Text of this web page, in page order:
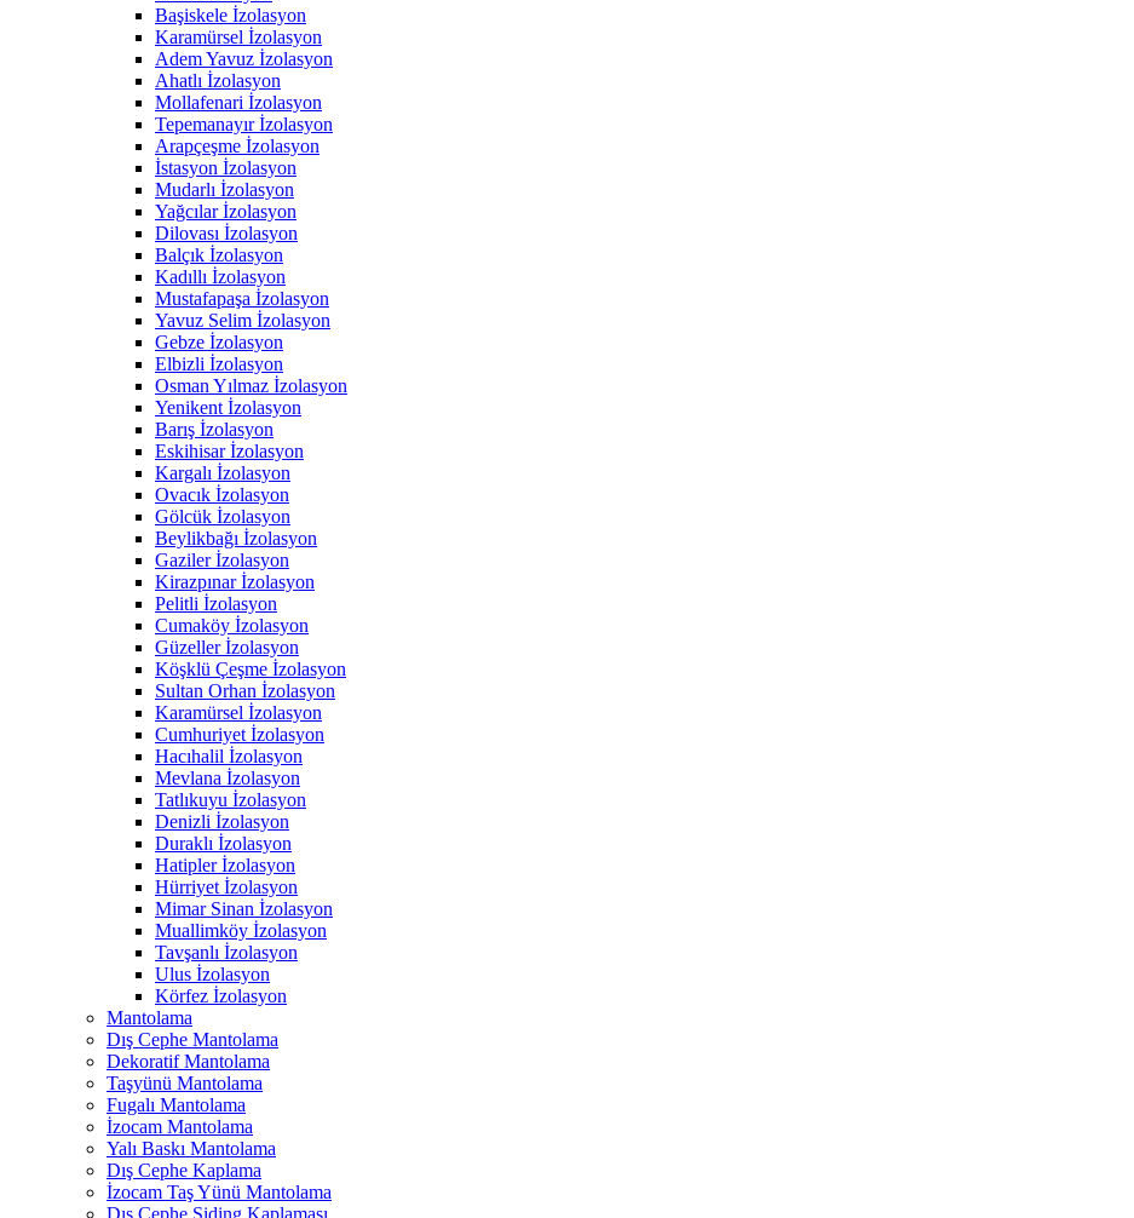
Başiskele İzolasyon
Karamürsel İzolasyon
Adem Yavuz İzolasyon
Ahatlı İzolasyon
Mollafenari İzolasyon
Tepemanayır İzolasyon
Arapçeşme İzolasyon
İstasyon İzolasyon
Mudarlı İzolasyon
Yağcılar İzolasyon
Dilovası İzolasyon
Balçık İzolasyon
Kadıllı İzolasyon
Mustafapaşa İzolasyon
Yavuz Selim İzolasyon
Gebze İzolasyon
Elbizli İzolasyon
Osman Yılmaz İzolasyon
Yenikent İzolasyon
Barış İzolasyon
Eskihisar İzolasyon
Kargalı İzolasyon
Ovacık İzolasyon
Gölcük İzolasyon
Beylikbağı İzolasyon
Gaziler İzolasyon
Kirazpınar İzolasyon
Pelitli İzolasyon
Cumaköy İzolasyon
Güzeller İzolasyon
Köşklü Çeşme İzolasyon
Sultan Orhan İzolasyon
Karamürsel İzolasyon
Cumhuriyet İzolasyon
Hacıhalil İzolasyon
Mevlana İzolasyon
Tatlıkuyu İzolasyon
Denizli İzolasyon
Duraklı İzolasyon
Hatipler İzolasyon
Hürriyet İzolasyon
Mimar Sinan İzolasyon
Muallimköy İzolasyon
Tavşanlı İzolasyon
Ulus İzolasyon
Körfez İzolasyon
Mantolama
Dış Cephe Mantolama
Dekoratif Mantolama
Taşyünü Mantolama
Fugalı Mantolama
İzocam Mantolama
Yalı Baskı Mantolama
Dış Cephe Kaplama
İzocam Taş Yünü Mantolama